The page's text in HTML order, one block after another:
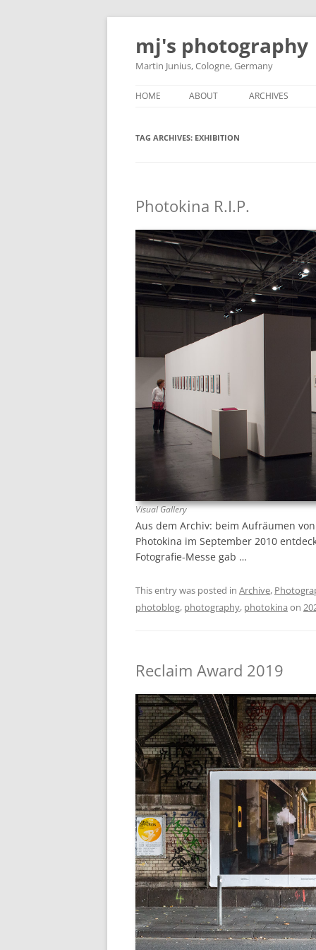
Skip
content
mj's photography
Martin Junius, Cologne, Germany
HOME ABOUT ARCHIVES
TAG ARCHIVES: EXHIBITION
Photokina R.I.P.
Visual Gallery
Aus dem Archiv: beim Aufräumen von
Photokina im September 2010
Fotografie-Messe gab …
This entry was posted in Archive,
photoblog, photography, photokina on
Reclaim Award 2019